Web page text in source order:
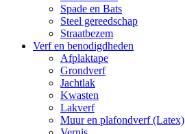
Spade en Bats
Steel gereedschap
Straatbezem
Verf en benodigdheden
Afplaktape
Grondverf
Jachtlak
Kwasten
Lakverf
Muur en plafondverf (Latex)